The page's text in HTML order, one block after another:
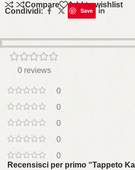
Compare Add to wishlist
Condividi: Save
0 reviews
0
0
0
0
0
Recensisci per primo “Tappeto